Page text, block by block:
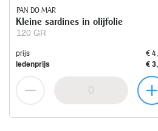
PAN DO MAR
120 GR
Kleine sardines in olijfolie
prijs
€
ledenprijs
€